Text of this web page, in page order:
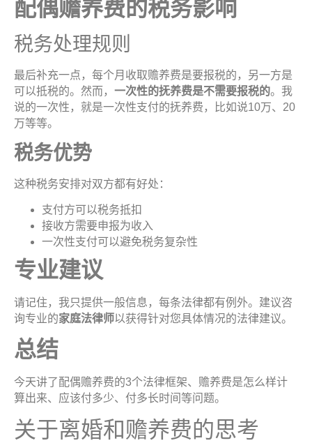
配偶赡养费的税务影响
税务处理规则
最后补充一点，每个月收取赡养费是要报税的，另一方是
可以抵税的。然而， 一次性的抚养费是不需要报税的。我
说的一次性，就是一次性支付的抚养费，比如说10万、20
万等等。
税务优势
这种税务安排对双方都有好处：
支付方可以税务抵扣
接收方需要申报为收入
一次性支付可以避免税务复杂性
专业建议
请记住，我只提供一般信息，每条法律都有例外。建议咨
询专业的家庭法律师以获得针对您具体情况的法律建议。
总结
今天讲了配偶赡养费的3个法律框架、赡养费是怎么样计
算出来、应该付多少、付多长时间等问题。
关于离婚和赡养费的思考